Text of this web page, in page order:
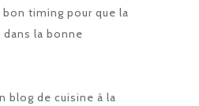
timing pour que la
la bonne
blog de cuisine à la